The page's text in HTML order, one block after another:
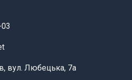
вул. Любецька, 7а